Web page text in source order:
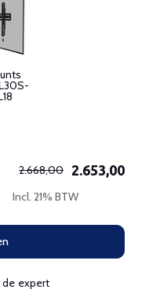
2.668,00 2.653,00
Incl. 21% BTW
expert